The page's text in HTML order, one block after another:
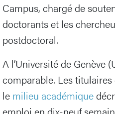
Campus, chargé de
doctorants et les
postdoctoral.
A l’Université de Genève
comparable. Les
le milieu académique